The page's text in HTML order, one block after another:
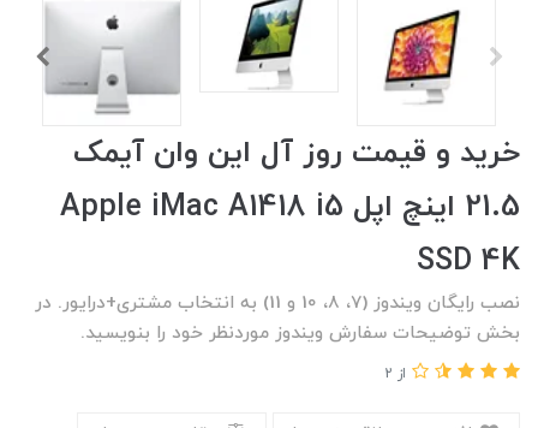
خرید و قیمت روز آل این وان آیمک
21.5 اینچ اپل Apple iMac A1418 i5
SSD 4K
نصب رایگان ویندوز (7، 8، 10 و 11) به انتخاب مشتری+درایور. در
بخش توضیحات سفارش ویندوز موردنظر خود را بنویسید.
از 2